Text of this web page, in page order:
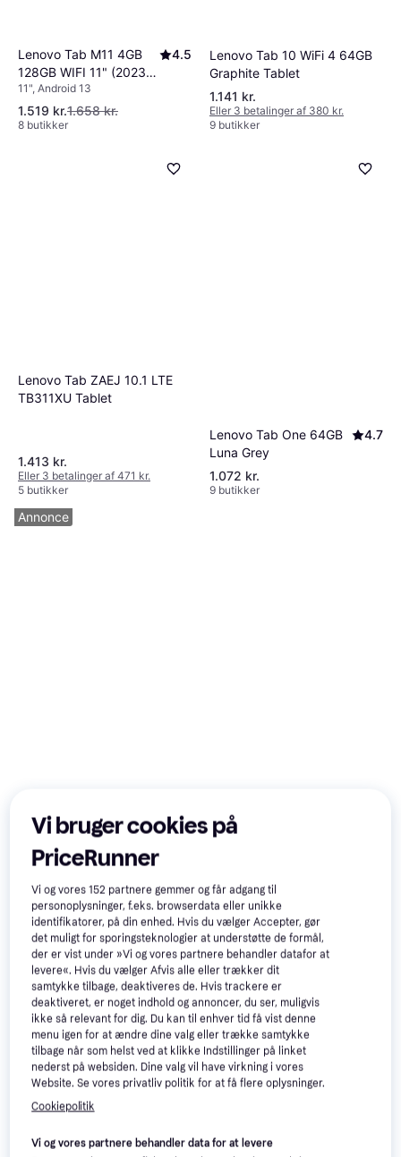
Lenovo Tab M11 4GB
128GB WIFI 11" (2023)
Luna Grey
4.5
11", Android 13
1.519 kr.1.658 kr.
8 butikker
Lenovo Tab 10 WiFi 4 64GB
Graphite Tablet
1.141 kr.
Eller 3 betalinger af 380 kr.
9 butikker
Lenovo Tab ZAEJ 10.1 LTE
TB311XU Tablet
1.413 kr.
Eller 3 betalinger af 471 kr.
5 butikker
Lenovo Tab One 64GB
Luna Grey
4.7
1.072 kr.
9 butikker
Lenovo Tab Mediatek 64 GB
25.6 cm 4 GB Wi-Fi 5
10.1"
Android 14
Annonce
Vi bruger cookies på
PriceRunner
Vi og vores152 partnere gemmer og får adgang til
personoplysninger, f.eks. browserdata eller unikke
identifikatorer, på din enhed. Hvis du vælger Accepter, gør
det muligt for sporingsteknologier at understøtte de formål,
der er vist under »Vi og vores partnere behandler datafor at
levere«. Hvis du vælger Afvis alle eller trækker dit
samtykke tilbage, deaktiveres de. Hvis trackere er
deaktiveret, er noget indhold og annoncer, du ser, muligvis
ikke så relevant for dig. Du kan til enhver tid få vist denne
menu igen for at ændre dine valg eller trække samtykke
tilbage når som helst ved at klikke Indstillinger på linket
nederst på websiden. Dine valg vil have virkning i vores
Website. Se vores privatliv politik for at få flere oplysninger.
Cookiepolitik
Vi og vores partnere behandler data for at levere